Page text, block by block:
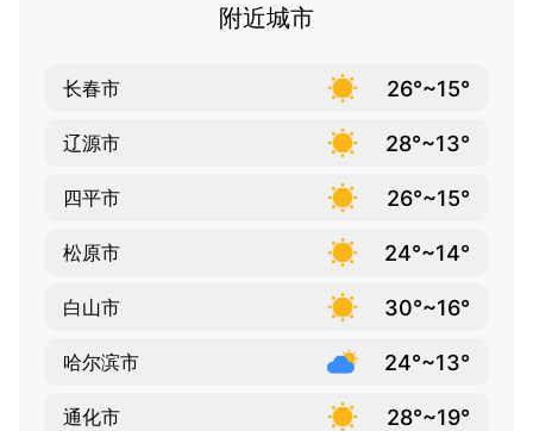
附近城市
长春市 26°~15°
辽源市 28°~13°
四平市 26°~15°
松原市 24°~14°
白山市 30°~16°
哈尔滨市 24°~13°
通化市 28°~19°